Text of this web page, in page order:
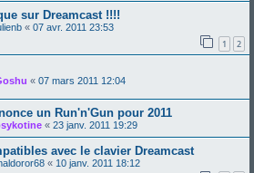
sur Dreamcast !!!!
« 07 avr. 2011 23:53
1 2
« 07 mars 2011 12:04
un Run'n'Gun pour 2011
« 23 janv. 2011 19:29
avec le clavier Dreamcast
« 10 janv. 2011 18:12